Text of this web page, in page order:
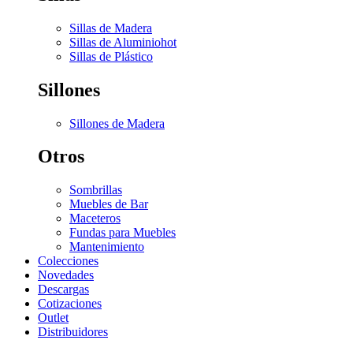
Sillas de Madera
Sillas de Aluminiohot
Sillas de Plástico
Sillones
Sillones de Madera
Otros
Sombrillas
Muebles de Bar
Maceteros
Fundas para Muebles
Mantenimiento
Colecciones
Novedades
Descargas
Cotizaciones
Outlet
Distribuidores